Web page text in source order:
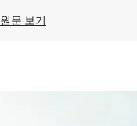
원문 보기